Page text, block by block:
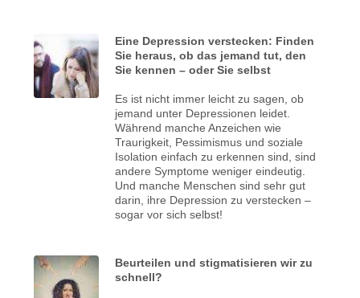
Eine Depression verstecken: Finden
Sie heraus, ob das jemand tut, den
Sie kennen – oder Sie selbst
Es ist nicht immer leicht zu sagen, ob
jemand unter Depressionen leidet.
Während manche Anzeichen wie
Traurigkeit, Pessimismus und soziale
Isolation einfach zu erkennen sind, sind
andere Symptome weniger eindeutig.
Und manche Menschen sind sehr gut
darin, ihre Depression zu verstecken –
sogar vor sich selbst!
Beurteilen und stigmatisieren wir zu
schnell?